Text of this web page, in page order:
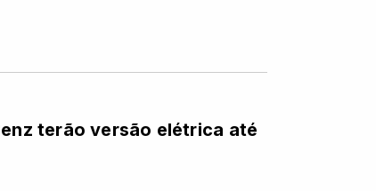
terão versão elétrica até